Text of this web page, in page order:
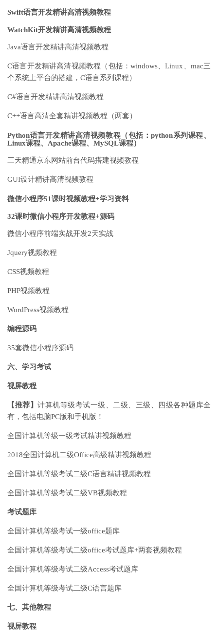
Swift语言开发精讲高清视频教程
WatchKit开发精讲高清视频教程
Java语言开发精讲高清视频教程
C语言开发精讲高清视频教程（包括：windows、Linux、mac三
个系统上平台的搭建，C语言系列课程）
C#语言开发精讲高清视频教程
C++语言高清全套精讲视频教程（两套）
Python语言开发精讲高清视频教程（包括：python系列课程、
Linux课程、Apache课程、MySQL课程）
三天精通京东网站前台代码搭建视频教程
GUI设计精讲高清视频教程
微信小程序51课时视频教程+学习资料
32课时微信小程序开发教程+源码
微信小程序前端实战开发2天实战
Jquery视频教程
CSS视频教程
PHP视频教程
WordPress视频教程
编程源码
35套微信小程序源码
六、学习考试
视屏教程
【推荐】 计算机等级考试一级、二级、三级、四级各种题库全
有，包括电脑PC版和手机版！
全国计算机等级一级考试精讲视频教程
2018全国计算机二级Office高级精讲视频教程
全国计算机等级考试二级C语言精讲视频教程
全国计算机等级考试二级VB视频教程
考试题库
全国计算机等级考试一级office题库
全国计算机等级考试二级office考试题库+两套视频教程
全国计算机等级考试二级Access考试题库
全国计算机等级考试二级C语言题库
七、其他教程
视屏教程